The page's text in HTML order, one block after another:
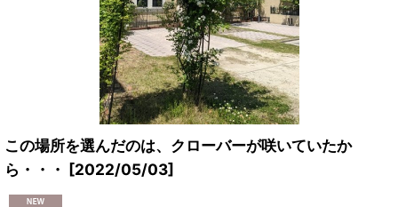
この場所を選んだのは、クローバーが咲いていたか
ら・・・
[2022/05/03]